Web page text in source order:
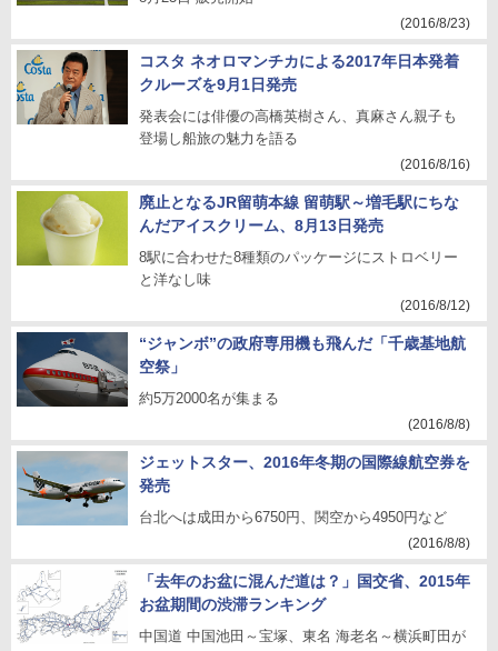
(2016/8/23)
コスタ ネオロマンチカによる2017年日本発着
クルーズを9月1日発売
発表会には俳優の高橋英樹さん、真麻さん親子も
登場し船旅の魅力を語る
(2016/8/16)
廃止となるJR留萌本線 留萌駅～増毛駅にちな
んだアイスクリーム、8月13日発売
8駅に合わせた8種類のパッケージにストロベリー
と洋なし味
(2016/8/12)
“ジャンボ”の政府専用機も飛んだ「千歳基地航
空祭」
約5万2000名が集まる
(2016/8/8)
ジェットスター、2016年冬期の国際線航空券を
発売
台北へは成田から6750円、関空から4950円など
(2016/8/8)
「去年のお盆に混んだ道は？」国交省、2015年
お盆期間の渋滞ランキング
中国道 中国池田～宝塚、東名 海老名～横浜町田が